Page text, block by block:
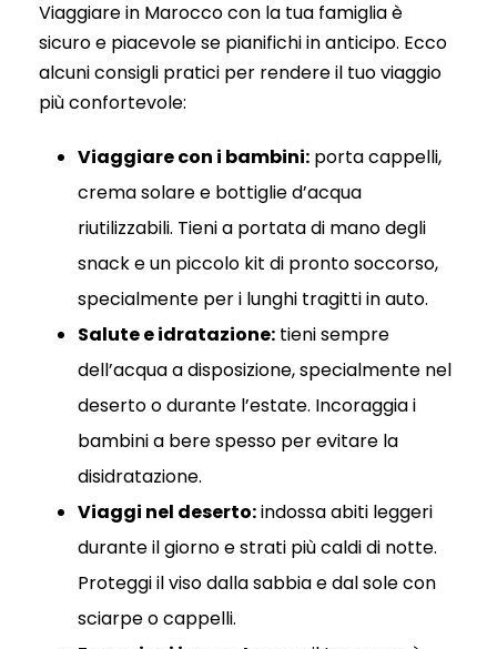
Viaggiare in Marocco con la tua famiglia è
sicuro e piacevole se pianifichi in anticipo. Ecco
alcuni consigli pratici per rendere il tuo viaggio
più confortevole:
Viaggiare con i bambini: porta cappelli,
crema solare e bottiglie d’acqua
riutilizzabili. Tieni a portata di mano degli
snack e un piccolo kit di pronto soccorso,
specialmente per i lunghi tragitti in auto.
Salute e idratazione: tieni sempre
dell’acqua a disposizione, specialmente nel
deserto o durante l’estate. Incoraggia i
bambini a bere spesso per evitare la
disidratazione.
Viaggi nel deserto:indossa abiti leggeri
durante il giorno e strati più caldi di notte.
Proteggi il viso dalla sabbia e dal sole con
sciarpe o cappelli.